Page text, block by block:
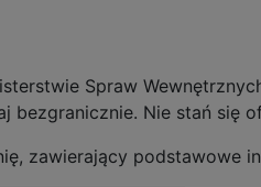
Spraw
bezgranicznie. Nie stań się
zawierający